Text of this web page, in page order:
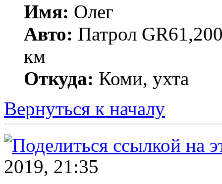
Имя: Олег
Авто: Патрол
км
Откуда: Коми, ухта
Вернуться к началу
2019, 21:35